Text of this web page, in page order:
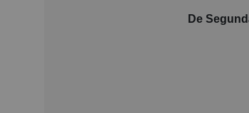
De